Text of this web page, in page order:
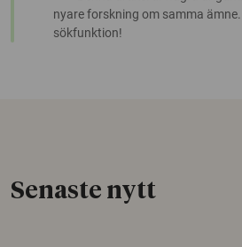
nyare forskning om samma
sökfunktion!
Senaste nytt